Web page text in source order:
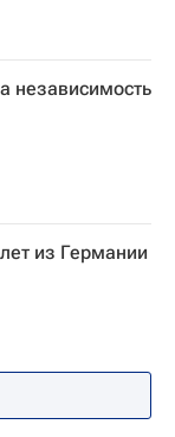
независимость
из Германии